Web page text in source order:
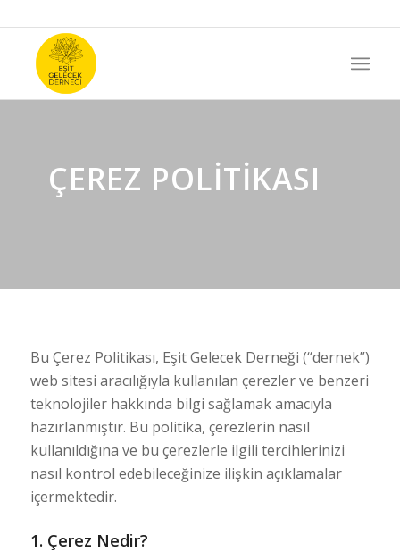
ÇEREZ POLİTİKASI
Bu Çerez Politikası, Eşit Gelecek Derneği (“dernek”)
web sitesi aracılığıyla kullanılan çerezler ve benzeri
teknolojiler hakkında bilgi sağlamak amacıyla
hazırlanmıştır. Bu politika, çerezlerin nasıl
kullanıldığına ve bu çerezlerle ilgili tercihlerinizi
nasıl kontrol edebileceğinize ilişkin açıklamalar
içermektedir.
1. Çerez Nedir?